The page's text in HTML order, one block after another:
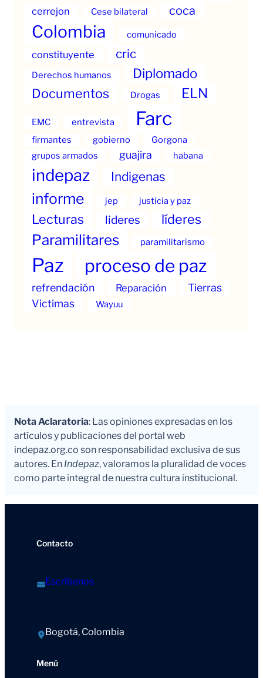
cerrejon Cese bilateral coca
Colombia comunicado
constituyente cric
Derechos humanos Diplomado
Documentos Drogas ELN
EMC entrevista Farc
firmantes gobierno
Gorgona
grupos armados
guajira habana
indepaz Indigenas
informe jep justicia y paz
Lecturas lideres líderes
Paramilitares paramilitarismo
Paz proceso de paz
refrendación Reparación
Tierras
Victimas
Wayuu
Nota Aclaratoria: Las opiniones expresadas en los
artículos y publicaciones del portal web
indepaz.org.co son responsabilidad exclusiva de sus
autores. En Indepaz, valoramos la pluralidad de voces
como parte integral de nuestra cultura institucional.
Contacto
Escríbenos
Bogotá, Colombia
Menú